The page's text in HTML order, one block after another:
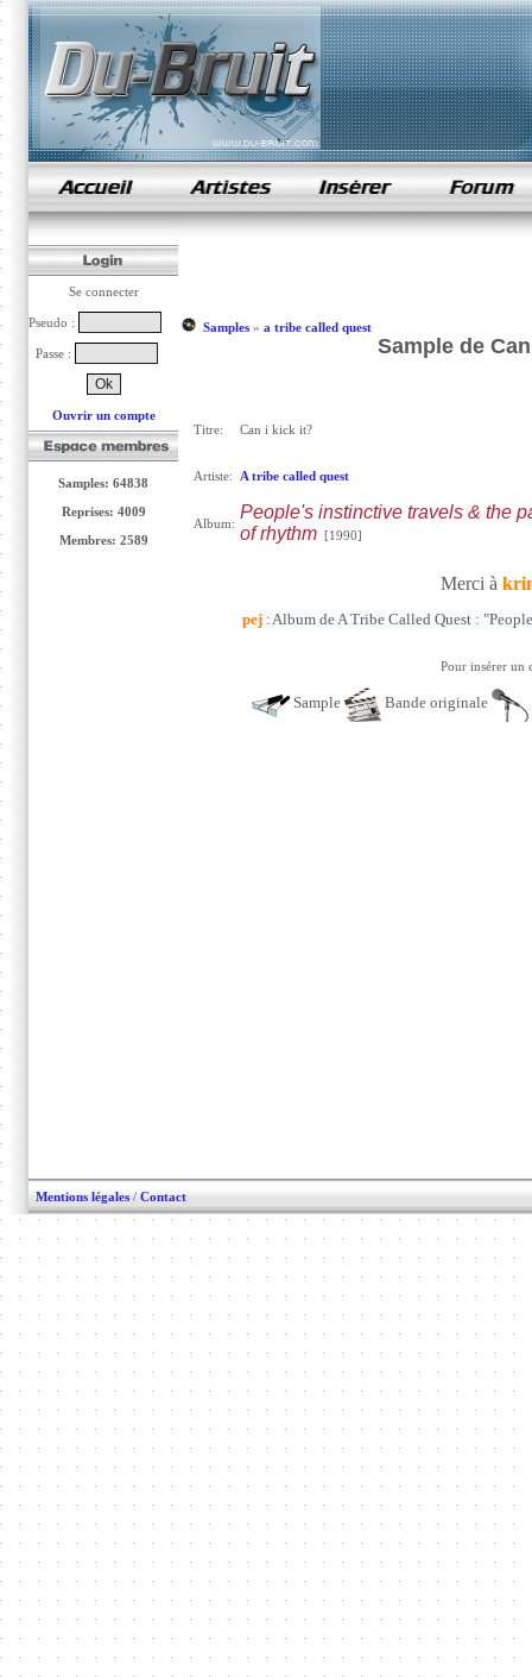
samples de rap
Se connecter
Pseudo :
Passe :
Ouvrir un compte
Samples: 64838
Reprises: 4009
Membres: 2589
Samples» a tribe called quest
Sample de
Titre: Can i kick it?
Artiste: A tribe called quest
Album:
People's instinctive travels & the
of rhythm[1990]
Merci à
pej:Album de A Tribe Called Quest :
Pour insérer un
Sample Bande originale
Mentions légales / Contact